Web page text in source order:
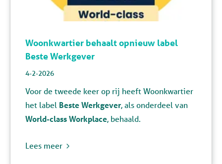
Woonkwartier behaalt opnieuw label
Beste Werkgever
4-2-2026
Voor de tweede keer op rij heeft Woonkwartier
het label Beste Werkgever, als onderdeel van
World-class Workplace, behaald.
Lees meer